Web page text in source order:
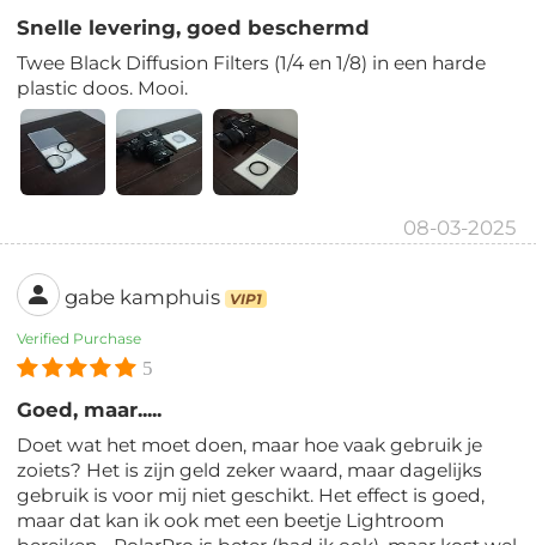
Snelle levering, goed beschermd
Twee Black Diffusion Filters (1/4 en 1/8) in een harde
plastic doos. Mooi.
08-03-2025
gabe kamphuis VIP1
Verified Purchase
5
Goed, maar.....
Doet wat het moet doen, maar hoe vaak gebruik je
zoiets? Het is zijn geld zeker waard, maar dagelijks
gebruik is voor mij niet geschikt. Het effect is goed,
maar dat kan ik ook met een beetje Lightroom